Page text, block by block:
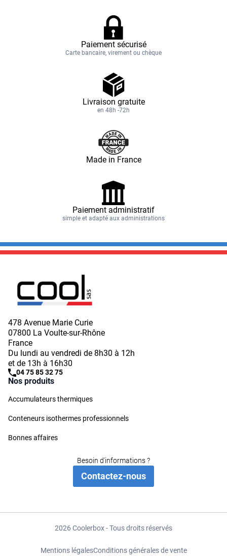
Paiement sécurisé
Carte bancaire, virement ou chèque
Livraison gratuite
en 48h -72h
Made in France
Paiement administratif
simple et adapté aux administrations
478 Avenue Marie Curie
07800 La Voulte-sur-Rhône
France
Du lundi au vendredi de 8h30 à 12h
et de 13h à 16h30
04 75 85 32 75
Nos produits
Accumulateurs thermiques
Conteneurs isothermes professionnels
Bonnes affaires
Besoin d'informations ?
Contactez-nous
2026 Coolerbox - Tous droits réservés
Mentions légalesConditions générales de vente